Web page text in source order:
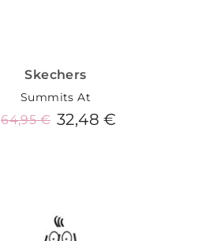
Skechers
Summits At
32,48 €
64,95 €